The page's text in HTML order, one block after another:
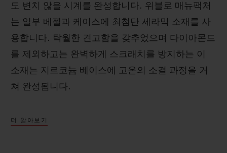
도 변치 않을 시계를 완성합니다. 위블로 매뉴팩처
는 일부 베젤과 케이스에 최첨단 세라믹 소재를 사
용합니다. 탁월한 견고함을 갖추었으며 다이아몬드
를 제외하고는 완벽하게 스크래치를 방지하는 이
소재는 지르코늄 베이스에 고온의 소결 과정을 거
쳐 완성됩니다.
더 알아보기